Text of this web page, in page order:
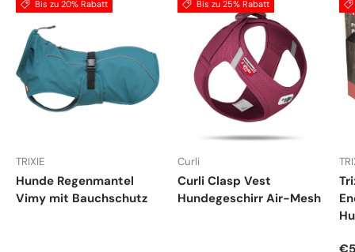
Bis zu 20% Rabatt
TRIXIE
Hunde Regenmantel
Vimy mit Bauchschutz
Bis zu 25% Rabatt
Curli
Curli Clasp Vest
Hundegeschirr Air-Mesh